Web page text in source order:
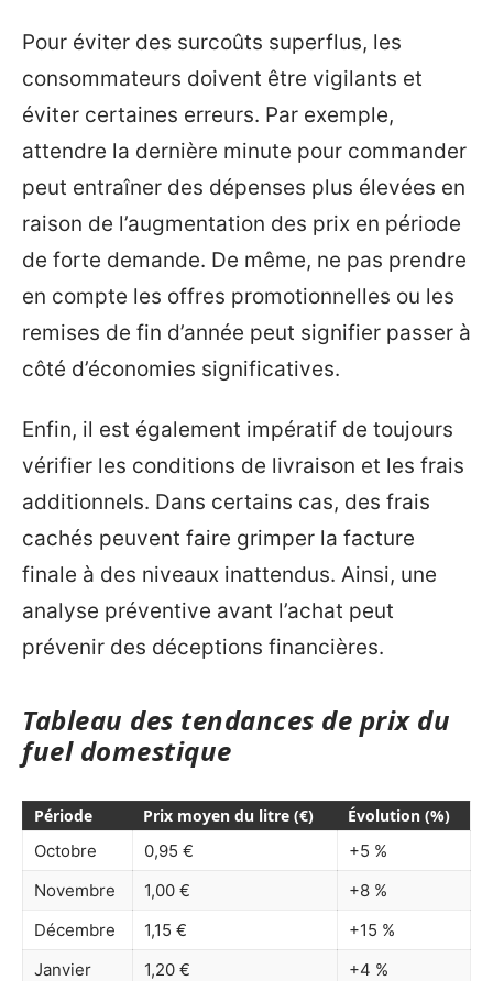
Pour éviter des surcoûts superflus, les
consommateurs doivent être vigilants et
éviter certaines erreurs. Par exemple,
attendre la dernière minute pour commander
peut entraîner des dépenses plus élevées en
raison de l’augmentation des prix en période
de forte demande. De même, ne pas prendre
en compte les offres promotionnelles ou les
remises de fin d’année peut signifier passer à
côté d’économies significatives.
Enfin, il est également impératif de toujours
vérifier les conditions de livraison et les frais
additionnels. Dans certains cas, des frais
cachés peuvent faire grimper la facture
finale à des niveaux inattendus. Ainsi, une
analyse préventive avant l’achat peut
prévenir des déceptions financières.
Tableau des tendances de prix du
fuel domestique
Période Prix moyen du litre (€)
Évolution (%)
Octobre
0,95 €
+5 %
Novembre
1,00 €
+8 %
Décembre
1,15 €
+15 %
Janvier
1,20 € +4 %